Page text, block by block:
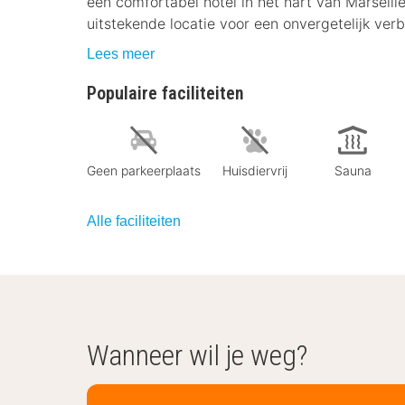
uitstekende locatie voor een onvergetelijk
Lees meer
Populaire faciliteiten
Geen parkeerplaats Huisdiervrij Sauna
Alle faciliteiten
Wanneer wil je weg?